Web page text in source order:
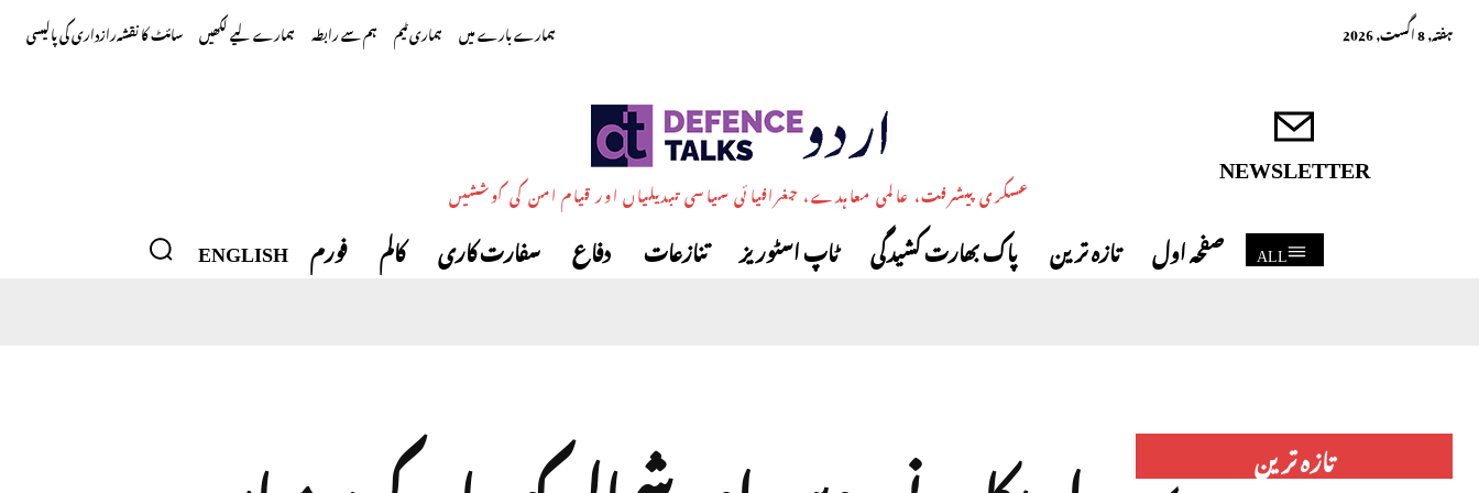
ہفتہ, 8 اگست, 2026 ہمارے بارے میں ہماری ٹیم ہم سے رابطہ ہمارے لیے لکھیں سائٹ کا نقشہرازداری کی پالیسی
NEWSLETTER
عسکری پیشرفت، عالمی معاہدے، جغرافیائی سیاسی تبدیلیاں اور قیام امن کی کوششیں
ALL صفحہ اول تازہ ترین پاک بھارت کشیدگی ٹاپ اسٹوریز تنازعات دفاع سفارت کاری کالم فورم ENGLISH
تازہ ترین